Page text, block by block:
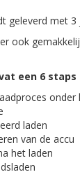
geleverd met 3
ook
een 6
onder
laden
van de accu
het laden